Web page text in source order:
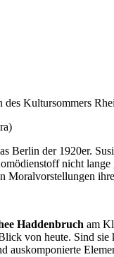
Kultursommers
der 1920er.
nicht
Moralvorstellungen
Haddenbruch am
von heute. Sind